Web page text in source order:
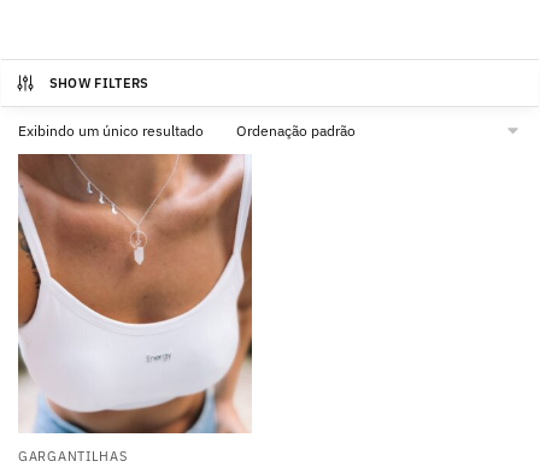
SHOW FILTERS
Exibindo um único resultado
GARGANTILHAS